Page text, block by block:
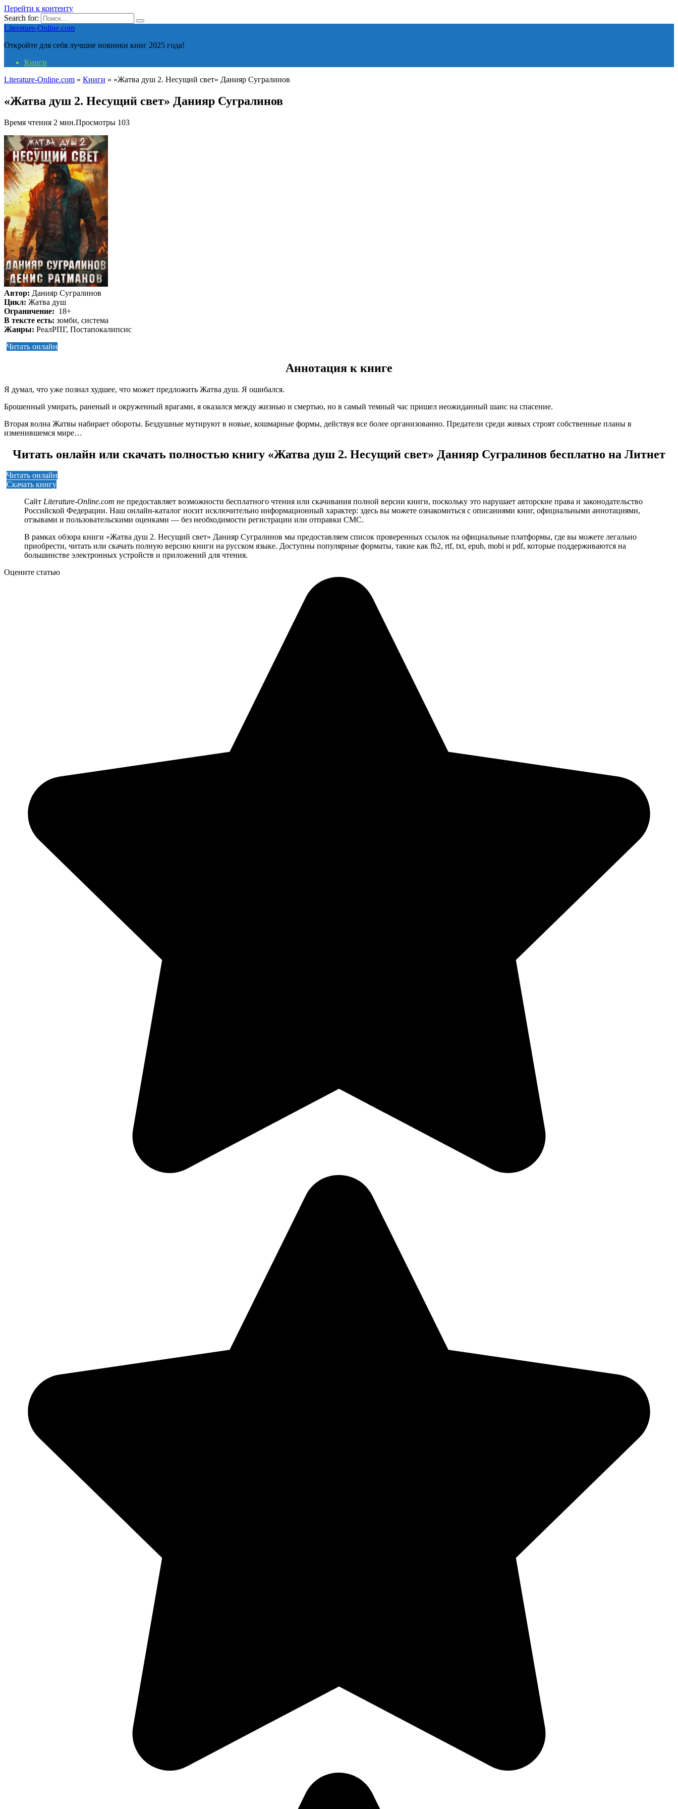
Перейти к контенту
Search for:
Literature-Online.com
Откройте для себя лучшие новинки книг 2025 года!
Книги
Literature-Online.com » Книги » «Жатва душ 2. Несущий свет» Данияр Сугралинов
«Жатва душ 2. Несущий свет» Данияр Сугралинов
Время чтения 2 мин.Просмотры 103
Автор: Данияр Сугралинов
Цикл: Жатва душ
Ограничение: 18+
В тексте есть: зомби, система
Жанры: РеалРПГ, Постапокалипсис
Читать онлайн
Аннотация к книге
Я думал, что уже познал худшее, что может предложить Жатва душ. Я ошибался.
Брошенный умирать, раненый и окруженный врагами, я оказался между жизнью и смертью, но в самый темный час пришел неожиданный шанс на спасение.
Вторая волна Жатвы набирает обороты. Бездушные мутируют в новые, кошмарные формы, действуя все более организованно. Предатели среди живых строят собственные планы в
изменившемся мире…
Читать онлайн или скачать полностью книгу «Жатва душ 2. Несущий свет» Данияр Сугралинов бесплатно на Литнет
Читать онлайн
Скачать книгу
Сайт Literature-Online.com не предоставляет возможности бесплатного чтения или скачивания полной версии книги, поскольку это нарушает авторские права и законодательство
Российской Федерации. Наш онлайн-каталог носит исключительно информационный характер: здесь вы можете ознакомиться с описаниями книг, официальными аннотациями,
отзывами и пользовательскими оценками — без необходимости регистрации или отправки СМС.
В рамках обзора книги «Жатва душ 2. Несущий свет» Данияр Сугралинов мы предоставляем список проверенных ссылок на официальные платформы, где вы можете легально
приобрести, читать или скачать полную версию книги на русском языке. Доступны популярные форматы, такие как fb2, rtf, txt, epub, mobi и pdf, которые поддерживаются на
большинстве электронных устройств и приложений для чтения.
Оцените статью